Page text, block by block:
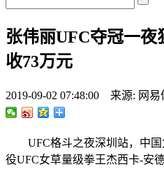
张伟丽UFC夺冠一夜
收73万元
2019-09-02 07:48:00 来源: 网
UFC格斗之夜深圳站，中国
役UFC女草量级拳王杰西卡-安